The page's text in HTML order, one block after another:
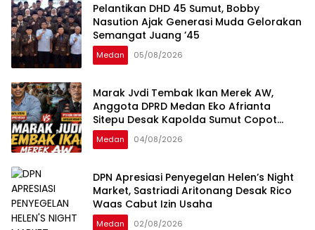
Pelantikan DHD 45 Sumut, Bobby
Nasution Ajak Generasi Muda Gelorakan
Semangat Juang ’45
Medan 05/08/2026
Marak Jvdi Tembak Ikan Merek AW,
Anggota DPRD Medan Eko Afrianta
Sitepu Desak Kapolda Sumut Copot
Kapolsek Medan Tuntungan
Medan 04/08/2026
DPN Apresiasi Penyegelan Helen’s Night
Market, Sastriadi Aritonang Desak Rico
Waas Cabut Izin Usaha
Medan 02/08/2026